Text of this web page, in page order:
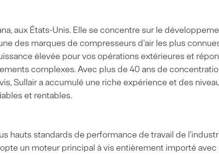
aux États-Unis. Elle se concentre sur le
des marques de compresseurs d'air les plus
élevée pour vos opérations extérieures et
complexes. Avec plus de 40 ans de
Sullair a accumulé une riche expérience et des
et rentables.
hauts standards de performance de travail de
un moteur principal à vis entièrement importé